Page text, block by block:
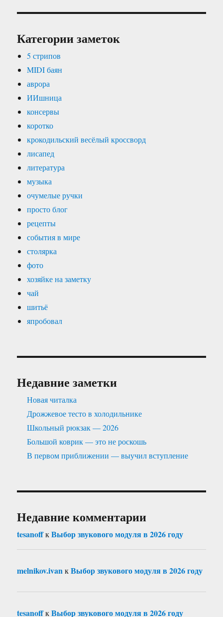
Категории заметок
5 стрипов
MIDI баян
аврора
ИИшница
консервы
коротко
крокодильский весёлый кроссворд
лисапед
литература
музыка
очумелые ручки
просто блог
рецепты
события в мире
столярка
фото
хозяйке на заметку
чай
шитьё
япробовал
Недавние заметки
Новая читалка
Дрожжевое тесто в холодильнике
Школьный рюкзак — 2026
Большой коврик — это не роскошь
В первом приближении — выучил вступление
Недавние комментарии
tesanoffкВыбор звукового модуля в 2026 году
melnikov.ivanкВыбор звукового модуля в 2026 году
tesanoffкВыбор звукового модуля в 2026 году